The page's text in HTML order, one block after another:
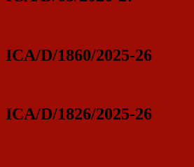
ICA/D/1860/2025-26
ICA/D/1826/2025-26